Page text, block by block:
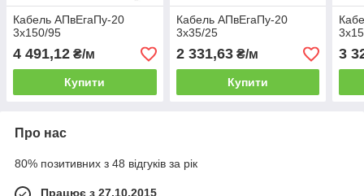
Кабель АПвЕгаПу‑20
3х150/95
4 491,12 ₴/м
Купити
Кабель АПвЕгаПу‑20
3х35/25
2 331,63₴/м
Купити
3
Про нас
80% позитивних з 48 відгуків за рік
Працює з 27.10.2015